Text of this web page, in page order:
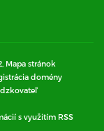
Mapa stránok
domény
s využitím RSS